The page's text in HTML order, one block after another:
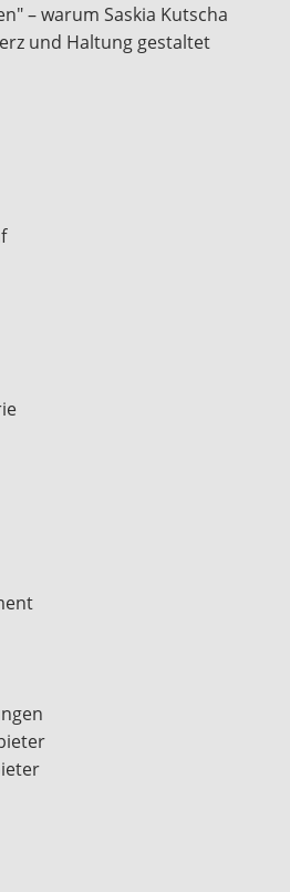
– warum Saskia Kutscha
und Haltung gestaltet